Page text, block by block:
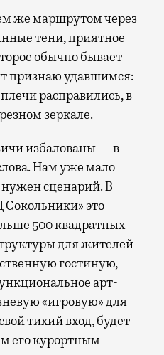
же маршрутом через
тени, приятное
обычно бывает
признаю удавшимся:
расправились, в
зеркале.
избалованы — в
Нам уже мало
сценарий. В
Сокольники»это
500 квадратных
для жителей
гостиную,
арт-
«игровую» для
тихий вход, будет
его курортным